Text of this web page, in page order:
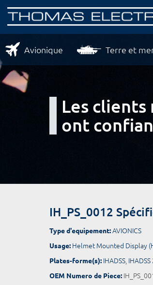
Avionique Terre et
Les
ont
IH_PS_0012
Type d'equipement:AVIONICS
Usage: Helmet Mounted Display
Plates-forme(s): IHADSS, IHADSS
OEM Numero de Piece: